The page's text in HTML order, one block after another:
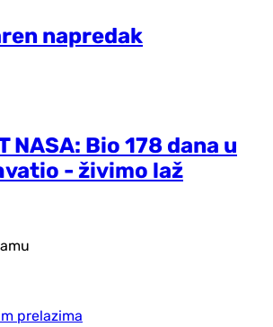
napredak
NASA: Bio 178 dana u
- živimo laž
prelazima